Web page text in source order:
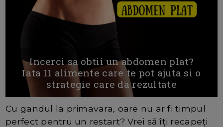
Incerci sa obtii un abdomen plat?
Iata 11 alimente care te pot ajuta si o
strategie care da rezultate
Cu gandul la primavara, oare nu ar fi timpul
perfect pentru un restart? Vrei să îți recapeți